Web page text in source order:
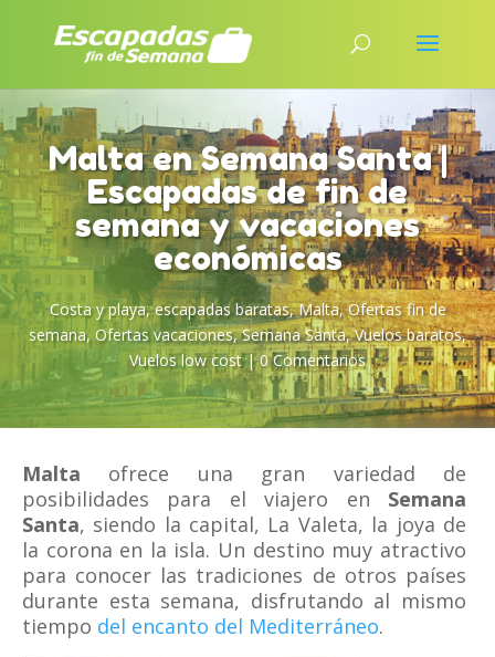
Malta en Semana Santa |
Escapadas de fin de
semana y vacaciones
económicas
Costa y playa,escapadas baratas,Malta,Ofertas fin de
semana, Ofertas vacaciones,Semana Santa,Vuelos baratos,
Vuelos low cost|0 Comentarios
Malta ofrece una gran variedad de
posibilidades para el viajero en Semana
Santa, siendo la capital, La Valeta, la joya de
la corona en la isla. Un destino muy atractivo
para conocer las tradiciones de otros países
durante esta semana, disfrutando al mismo
tiempo del encanto del Mediterráneo.